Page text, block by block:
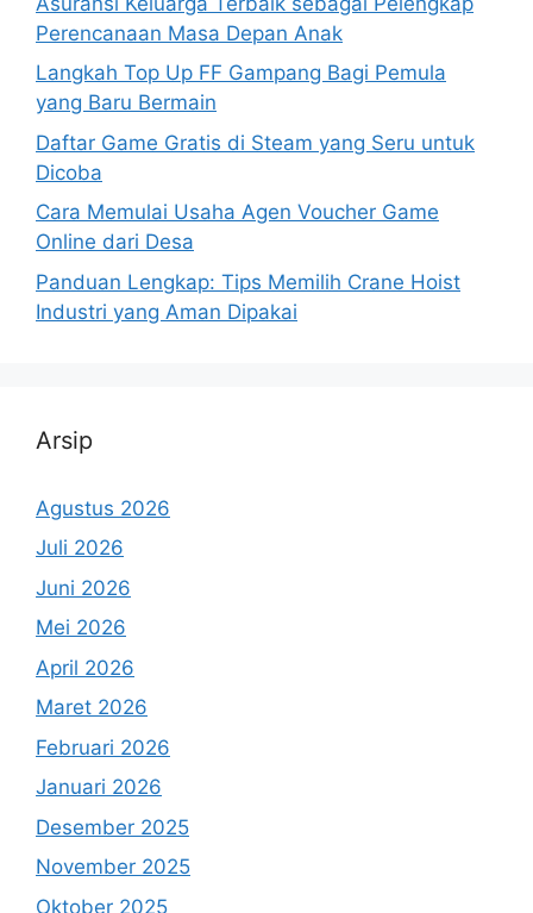
Perencanaan Masa Depan Anak
Langkah Top Up FF Gampang Bagi Pemula
yang Baru Bermain
Daftar Game Gratis di Steam yang Seru untuk
Dicoba
Cara Memulai Usaha Agen Voucher Game
Online dari Desa
Panduan Lengkap: Tips Memilih Crane Hoist
Industri yang Aman Dipakai
Arsip
Agustus 2026
Juli 2026
Juni 2026
Mei 2026
April 2026
Maret 2026
Februari 2026
Januari 2026
Desember 2025
November 2025
Oktober 2025